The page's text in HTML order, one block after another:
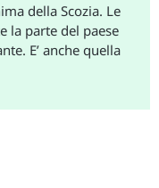
della Scozia. Le
la parte del paese
E’ anche quella